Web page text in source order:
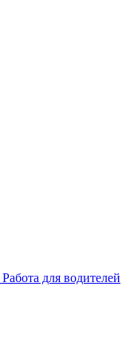
Работа для водителей